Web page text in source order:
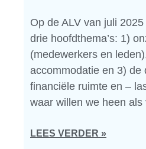
Op de ALV van juli
drie hoofdthema’s: 1)
(medewerkers en
accommodatie en 3) de
financiële ruimte en –
waar willen we heen als
LEES VERDER »